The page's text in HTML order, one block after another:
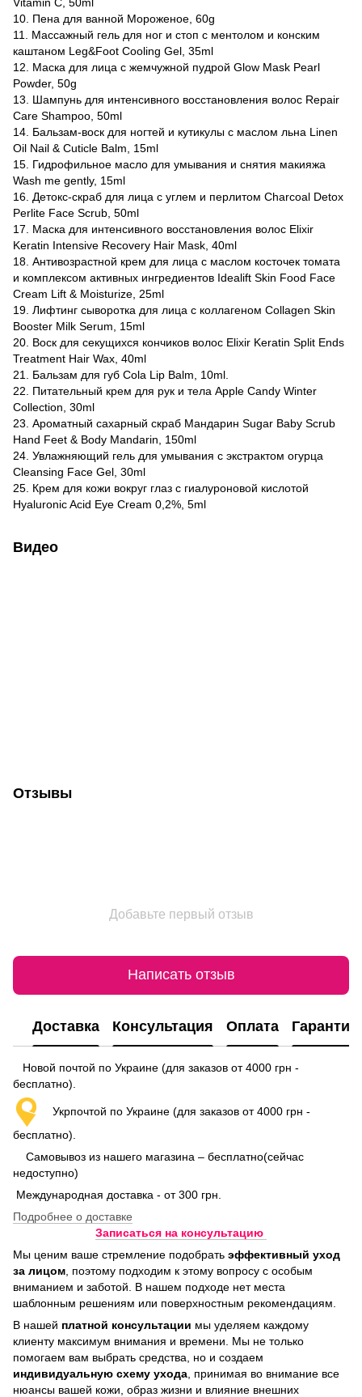
10. Пена для ванной Мороженое, 60g
11. Массажный гель для ног и стоп с ментолом и конским
каштаном Leg&Foot Cooling Gel, 35ml
12. Маска для лица с жемчужной пудрой Glow Mask Pearl
Powder, 50g
13. Шампунь для интенсивного восстановления волос Repair
Care Shampoo, 50ml
14. Бальзам-воск для ногтей и кутикулы с маслом льна Linen
Oil Nail & Cuticle Balm, 15ml
15. Гидрофильное масло для умывания и снятия макияжа
Wash me gently, 15ml
16. Детокс-скраб для лица с углем и перлитом Charcoal Detox
Perlite Face Scrub, 50ml
17. Маска для интенсивного восстановления волос Elixir
Keratin Intensive Recovery Hair Mask, 40ml
18. Антивозрастной крем для лица с маслом косточек томата
и комплексом активных ингредиентов Idealift Skin Food Face
Cream Lift & Moisturize, 25ml
19. Лифтинг сыворотка для лица с коллагеном Collagen Skin
Booster Milk Serum, 15ml
20. Воск для секущихся кончиков волос Elixir Keratin Split Ends
Treatment Hair Wax, 40ml
21. Бальзам для губ Cola Lip Balm, 10ml.
22. Питательный крем для рук и тела Apple Candy Winter
Collection, 30ml
23. Ароматный сахарный скраб Мандарин Sugar Baby Scrub
Hand Feet & Body Mandarin, 150ml
24. Увлажняющий гель для умывания с экстрактом огурца
Cleansing Face Gel, 30ml
25. Крем для кожи вокруг глаз с гиалуроновой кислотой
Hyaluronic Acid Eye Cream 0,2%, 5ml
Видео
Отзывы
Добавьте первый отзыв
Написать отзыв
Доставка Консультация Оплата Гарантия
Новой почтой по Украине (для заказов от 4000 грн -
бесплатно).
Укрпочтой по Украине (для заказов от 4000 грн -
бесплатно).
Самовывоз из нашего магазина – бесплатно(сейчас
недоступно)
Международная доставка - от 300 грн.
Подробнее о доставке
Записаться на консультацию
Мы ценим ваше стремление подобрать эффективный уход
за лицом , поэтому подходим к этому вопросу с особым
вниманием и заботой. В нашем подходе нет места
шаблонным решениям или поверхностным рекомендациям.
В нашей платной консультации мы уделяем каждому
клиенту максимум внимания и времени. Мы не только
помогаем вам выбрать средства, но и создаем
индивидуальную схему ухода , принимая во внимание все
нюансы вашей кожи, образ жизни и влияние внешних